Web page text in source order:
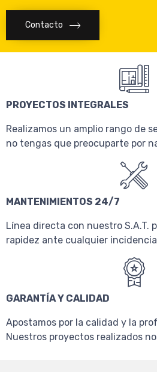
Contacto
PROYECTOS INTEGRALES
Realizamos un amplio rango de
no tengas que preocuparte por
MANTENIMIENTOS 24/7
Línea directa con nuestro S.A.T.
rapidez ante cualquier
GARANTÍA Y CALIDAD
Apostamos por la calidad y la
Nuestros proyectos realizados